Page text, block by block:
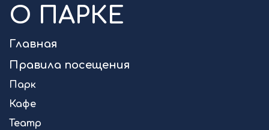
О ПАРКЕ
Главная
Правила посещения
Парк
Кафе
Театр